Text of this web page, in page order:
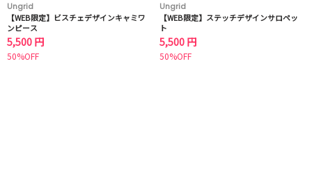
Ungrid
【WEB限定】ビスチェデザインキャミワ
ンピース
5,500 円
50%OFF
Ungrid
【WEB限定】ステッチデザインサロペッ
ト
5,500 円
50%OFF